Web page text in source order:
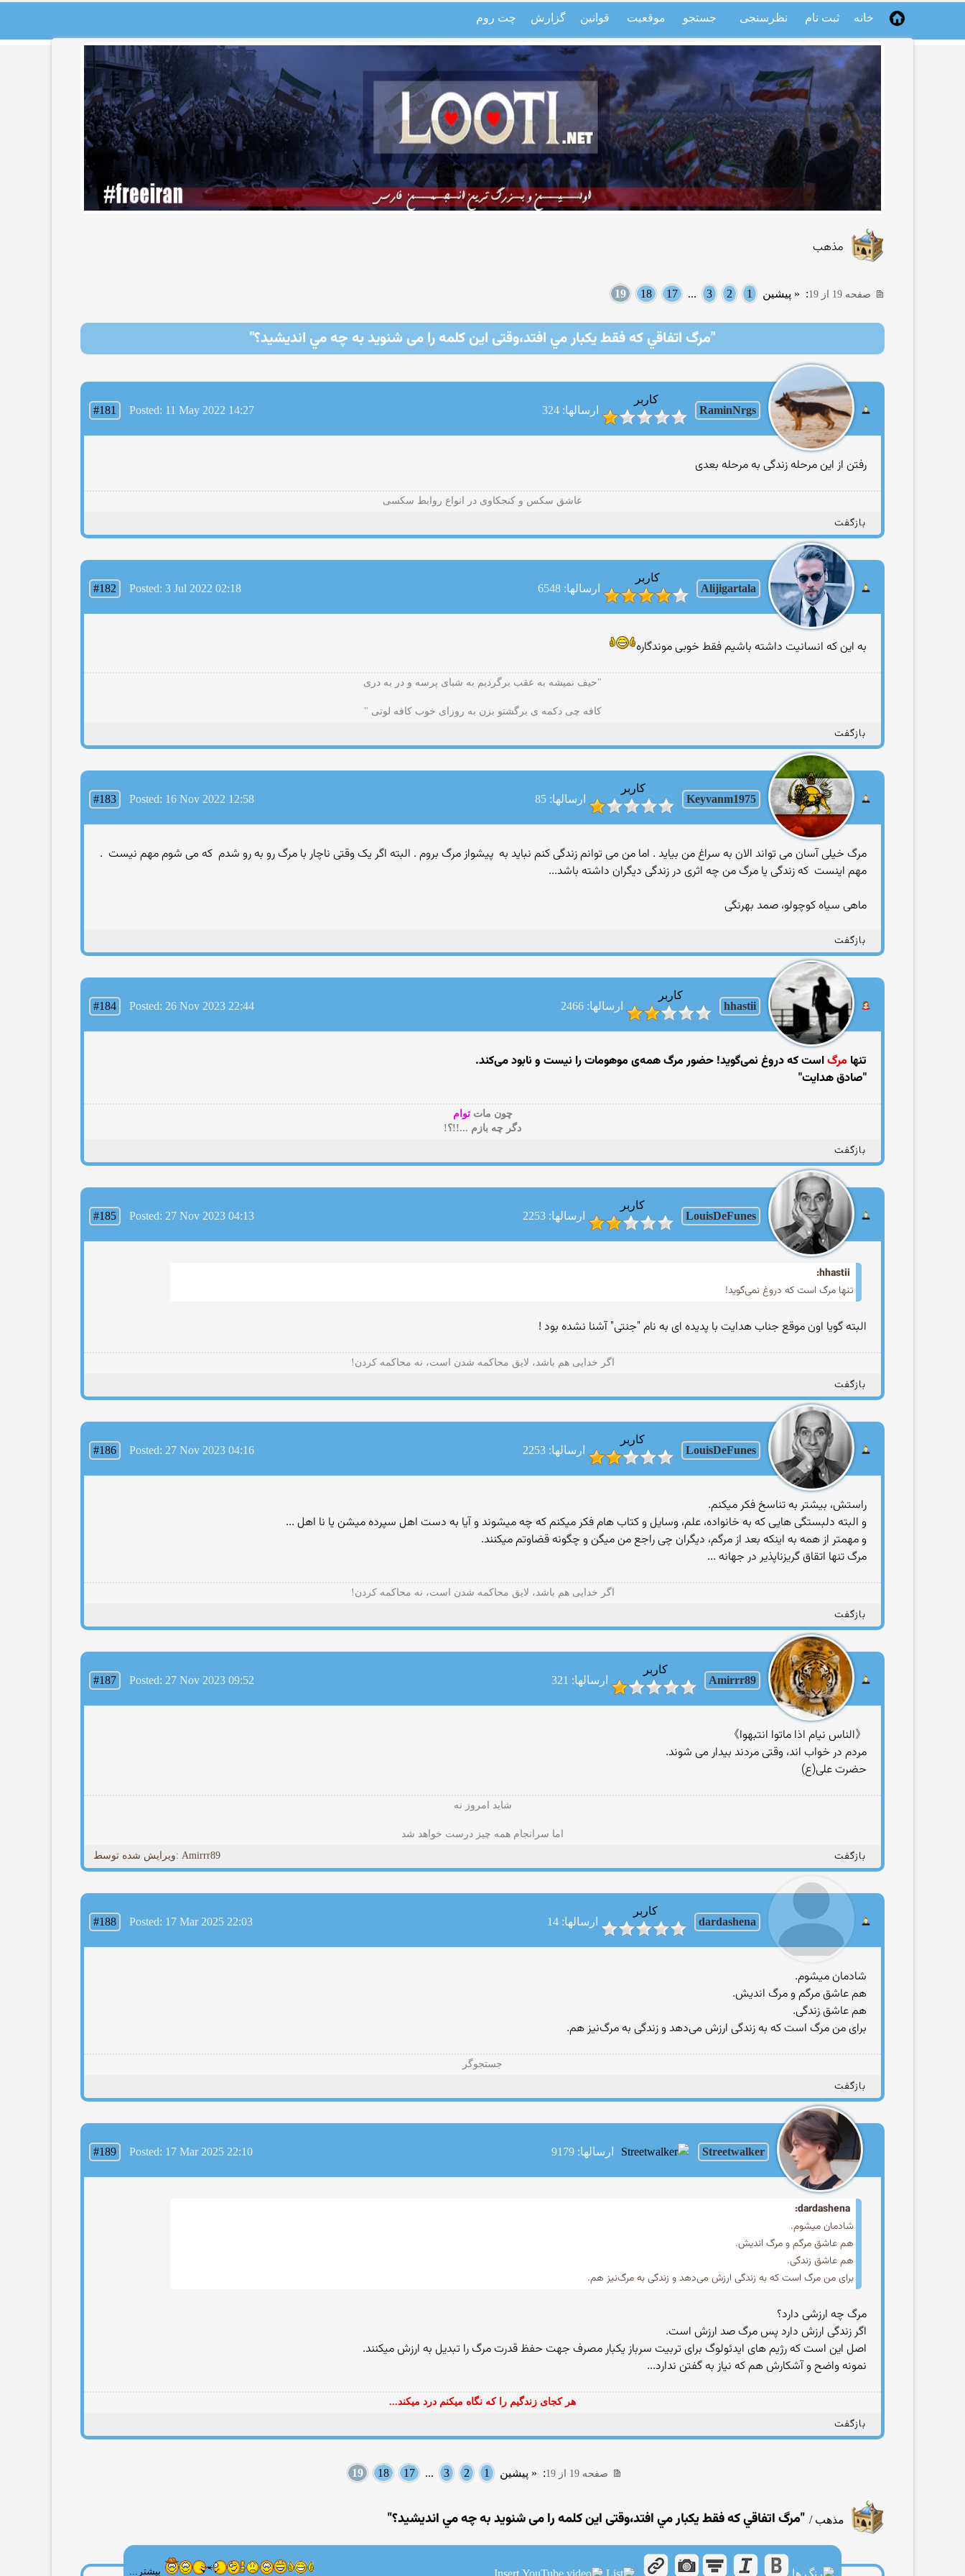
خانه ثبت نام نظرسنجی جستجو موقعیت قوانین گزارش چت روم
مذهب
صفحه 19 از 19 : « پیشین 1
2
3
...
17
18
19
"مرگ اتفاقي كه فقط يكبار مي افتد،وقتی اين كلمه را می شنوید به چه مي انديشيد؟"
RaminNrgs
کاربر
ارسالها: 324
#181 Posted: 11 May 2022 14:27
رفتن از این مرحله زندگی به مرحله بعدی
عاشق سکس و کنجکاوی در انواع روابط سکسی
بازگفت
Alijigartala
کاربر
ارسالها: 6548
#182 Posted: 3 Jul 2022 02:18
به این که انسانیت داشته باشیم فقط خوبی موندگاره
"حیف نمیشه به عقب برگردیم به شبای پرسه و در به دری
کافه چی دکمه ی برگشتو بزن به روزای خوب کافه لوتی "
بازگفت
Keyvanm1975
کاربر
ارسالها: 85
#183 Posted: 16 Nov 2022 12:58
مرگ خیلی آسان می تواند الان به سراغ من بیاید . اما من می توانم زندگی کنم نباید به پیشواز مرگ بروم . البته اگر یک وقتی ناچار با مرگ رو به رو شدم که می شوم مهم نیست .
مهم اینست که زندگی یا مرگ من چه اثری در زندگی دیگران داشته باشد...
ماهی سیاه کوچولو، صمد بهرنگی
بازگفت
hhastii
کاربر
ارسالها: 2466
#184 Posted: 26 Nov 2023 22:44
تنها مرگاست که دروغ نمی‌گوید! حضور مرگ همه‌ی موهومات را نیست و نابود می‌کند.
"صادق هدایت"
چون ماتتوام
دگر چه بازم ...!!؟!
بازگفت
LouisDeFunes
کاربر
ارسالها: 2253
#185 Posted: 27 Nov 2023 04:13
hhastii:
تنها مرگ است که دروغ نمی‌گوید!
البته گویا اون موقع جناب هدایت با پدیده ای به نام "جنتی" آشنا نشده بود !
ﺍﮔﺮ ﺧﺪﺍﯾﯽ هم ﺑﺎﺷﺪ، ﻻﯾﻖ ﻣﺤﺎﮐﻤﻪ ﺷﺪﻥ ﺍﺳﺖ، ﻧﻪ ﻣﺤﺎﮐﻤﻪ ﮐﺮﺩﻥ!
بازگفت
LouisDeFunes
کاربر
ارسالها: 2253
#186 Posted: 27 Nov 2023 04:16
راستش، بیشتر به تناسخ فکر میکنم.
و البته دلبستگی هایی که به خانواده، علم، وسایل و کتاب هام فکر میکنم که چه میشوند و آیا به دست اهل سپرده میشن یا نا اهل ...
و مهمتر از همه به اینکه بعد از مرگم، دیگران چی راجع من میگن و چگونه قضاوتم میکنند.
مرگ تنها اتقاق گریزناپذیر در جهانه ...
ﺍﮔﺮ ﺧﺪﺍﯾﯽ هم ﺑﺎﺷﺪ، ﻻﯾﻖ ﻣﺤﺎﮐﻤﻪ ﺷﺪﻥ ﺍﺳﺖ، ﻧﻪ ﻣﺤﺎﮐﻤﻪ ﮐﺮﺩﻥ!
بازگفت
Amirrr89
کاربر
ارسالها: 321
#187 Posted: 27 Nov 2023 09:52
《الناس نيام اذا ماتوا انتبهوا》
مردم در خواب اند، وقتی مردند بيدار می شوند.
حضرت علی(ع)
شاید امروز نه
اما سرانجام همه چیز درست خواهد شد
بازگفت ویرایش شده توسط: Amirrr89
dardashena
کاربر
ارسالها: 14
#188 Posted: 17 Mar 2025 22:03
شادمان میشوم.
هم عاشق مرگم‌ و مرگ اندیش.
هم عاشق زندگی.
برای من مرگ است که به زندگی ارزش می‌دهد و زندگی به مرگ‌نیز هم.
جستجوگر
بازگفت
Streetwalker ارسالها: 9179 #189 Posted: 17 Mar 2025 22:10
dardashena:
شادمان میشوم.
هم عاشق مرگم‌ و مرگ اندیش.
هم عاشق زندگی.
برای من مرگ است که به زندگی ارزش می‌دهد و زندگی به مرگ‌نیز هم.
مرگ چه ارزشی دارد؟
اگر زندگی ارزش دارد پس مرگ صد ارزش است.
اصل این است که رژیم های ایدئولوگ برای تربیت سرباز یکبار مصرف جهت حفظ قدرت مرگ را تبدیل به ارزش میکنند.
نمونه واضح و آشکارش هم که نیاز به گفتن ندارد...
هر کجای زندگیم را که نگاه میکنم درد میکند...
بازگفت
صفحه 19 از 19 : « پیشین 1
2
3
...
17
18
19
مذهب / "مرگ اتفاقي كه فقط يكبار مي افتد،وقتی اين كلمه را می شنوید به چه مي انديشيد؟"
بیشتر...